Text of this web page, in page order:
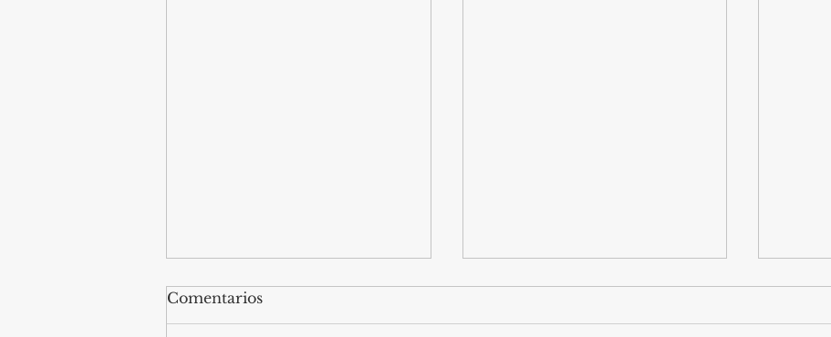
Comentarios